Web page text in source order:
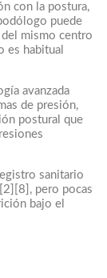
con la postura,
puede
mismo centro
es habitual
avanzada
de presión,
postural que
sanitario
pero pocas
bajo el